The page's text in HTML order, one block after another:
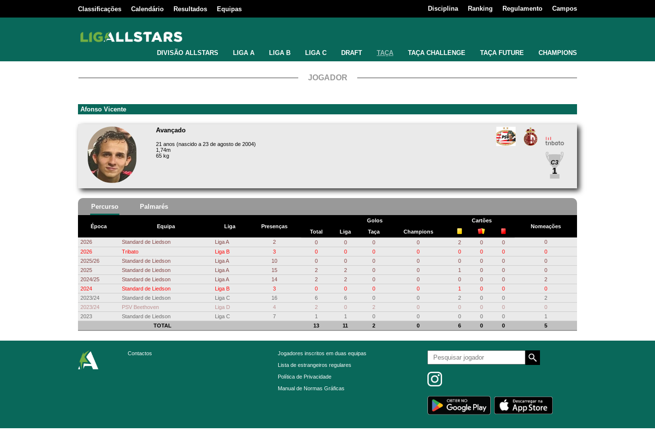
Classificações Calendário Resultados Equipas Disciplina Ranking Regulamento Campos
DIVISÃO ALLSTARS LIGA A LIGA B LIGA C DRAFT TAÇA TAÇA CHALLENGE TAÇA FUTURE CHAMPIONS
JOGADOR
Afonso Vicente
Avançado
21 anos (nascido a 23 de agosto de 2004)
1,74m
65 kg
C3
1
Percurso Palmarés
Época Equipa Liga Presenças
Golos
Cartões
Nomeações
Total
Liga Taça
Champions
2026
Standard de Liedson Liga A 2 0 0 0 0 2 0 0
0
2026
Tribato Liga B 3 0 0 0 0 0 0 0
0
2025/26
Standard de Liedson Liga A 10 0 0 0 0 0 0 0
0
2025
Standard de Liedson Liga A 15 2 2 0 0 1 0 0
0
2024/25
Standard de Liedson Liga A 14 2 2 0 0 0 0 0
2
2024
Standard de Liedson Liga B 3 0 0 0 0 1 0 0
0
2023/24
Standard de Liedson Liga C 16 6 6 0 0 2 0 0
2
2023/24
PSV Beethoven Liga D 4 2 0 2 0 0 0 0
0
2023
Standard de Liedson Liga C 7 1 1 0 0 0 0 0
1
TOTAL
13 11 2 0 6 0 0 5
Contactos
Jogadores inscritos em duas equipas
Lista de estrangeiros regulares
Política de Privacidade
Manual de Normas Gráficas